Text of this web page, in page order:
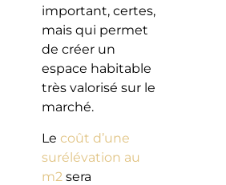
important, certes,
mais qui permet
de créer un
espace habitable
très valorisé sur le
marché.
Le coût d’une
surélévation au
m2 sera